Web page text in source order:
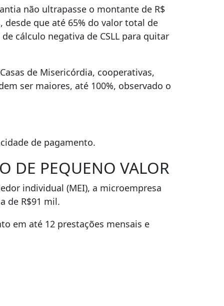
não ultrapasse o montante de R$
desde que até 65% do valor total de
cálculo negativa de CSLL para quitar
de Misericórdia, cooperativas,
ser maiores, até 100%, observado o
de pagamento.
DE PEQUENO VALOR
individual (MEI), a microempresa
de R$91 mil.
em até 12 prestações mensais e